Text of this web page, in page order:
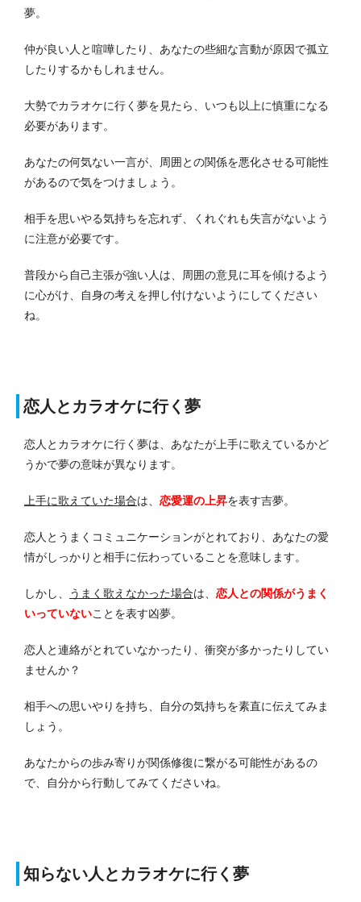
夢。
仲が良い人と喧嘩したり、あなたの些細な言動が原因で孤立
したりするかもしれません。
大勢でカラオケに行く夢を見たら、いつも以上に慎重になる
必要があります。
あなたの何気ない一言が、周囲との関係を悪化させる可能性
があるので気をつけましょう。
相手を思いやる気持ちを忘れず、くれぐれも失言がないよう
に注意が必要です。
普段から自己主張が強い人は、周囲の意見に耳を傾けるよう
に心がけ、自身の考えを押し付けないようにしてください
ね。
恋人とカラオケに行く夢
恋人とカラオケに行く夢は、あなたが上手に歌えているかど
うかで夢の意味が異なります。
上手に歌えていた場合は、 恋愛運の上昇を表す吉夢。
恋人とうまくコミュニケーションがとれており、あなたの愛
情がしっかりと相手に伝わっていることを意味します。
しかし、 うまく歌えなかった場合は、 恋人との関係がうまく
いっていないことを表す凶夢。
恋人と連絡がとれていなかったり、衝突が多かったりしてい
ませんか？
相手への思いやりを持ち、自分の気持ちを素直に伝えてみま
しょう。
あなたからの歩み寄りが関係修復に繋がる可能性があるの
で、自分から行動してみてくださいね。
知らない人とカラオケに行く夢